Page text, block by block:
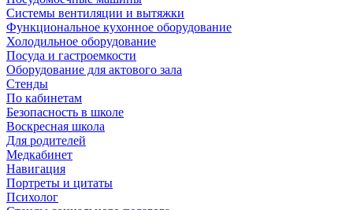
Системы вентиляции и вытяжки
Функциональное кухонное оборудование
Холодильное оборудование
Посуда и гастроемкости
Оборудование для актового зала
Стенды
По кабинетам
Безопасность в школе
Воскресная школа
Для родителей
Медкабинет
Навигация
Портреты и цитаты
Психолог